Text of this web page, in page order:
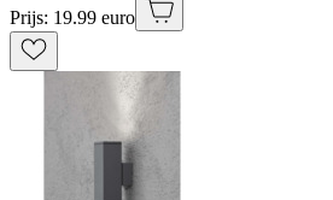
Prijs: 19.99 euro